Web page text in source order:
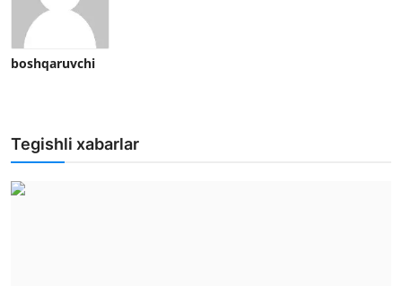
boshqaruvchi
Tegishli xabarlar